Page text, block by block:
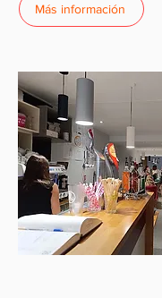
Más información